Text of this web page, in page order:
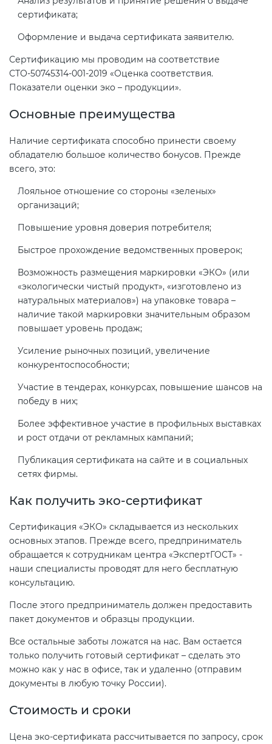
сертификата;
Оформление и выдача сертификата заявителю.
Сертификацию мы проводим на соответствие
СТО-50745314-001-2019 «Оценка соответствия.
Показатели оценки эко – продукции».
Основные преимущества
Наличие сертификата способно принести своему
обладателю большое количество бонусов. Прежде
всего, это:
Лояльное отношение со стороны «зеленых»
организаций;
Повышение уровня доверия потребителя;
Быстрое прохождение ведомственных проверок;
Возможность размещения маркировки «ЭКО» (или
«экологически чистый продукт», «изготовлено из
натуральных материалов») на упаковке товара –
наличие такой маркировки значительным образом
повышает уровень продаж;
Усиление рыночных позиций, увеличение
конкурентоспособности;
Участие в тендерах, конкурсах, повышение шансов на
победу в них;
Более эффективное участие в профильных выставках
и рост отдачи от рекламных кампаний;
Публикация сертификата на сайте и в социальных
сетях фирмы.
Как получить эко-сертификат
Сертификация «ЭКО» складывается из нескольких
основных этапов. Прежде всего, предприниматель
обращается к сотрудникам центра «ЭкспертГОСТ» -
наши специалисты проводят для него бесплатную
консультацию.
После этого предприниматель должен предоставить
пакет документов и образцы продукции.
Все остальные заботы ложатся на нас. Вам остается
только получить готовый сертификат – сделать это
можно как у нас в офисе, так и удаленно (отправим
документы в любую точку России).
Стоимость и сроки
Цена эко-сертификата рассчитывается по запросу, срок